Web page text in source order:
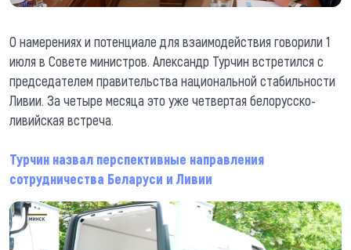
О намерениях и потенциале для взаимодействия говорили 1
июля в Совете министров. Александр Турчин встретился с
председателем правительства национальной стабильности
Ливии. За четыре месяца это уже четвертая белорусско-
ливийская встреча.
Турчин назвал перспективные направления
сотрудничества Беларуси и Ливии